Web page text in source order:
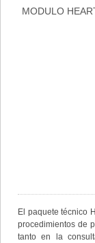
El paquete técnico
procedimientos de
tanto en la